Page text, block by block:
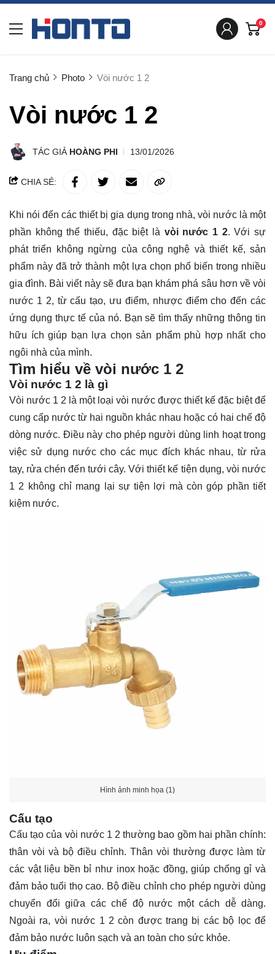
0
Trang chủ Photo Vòi nước 1 2
Vòi nước 1 2
TÁC GIẢ HOÀNG PHI 13/01/2026
CHIA SẺ:
Khi nói đến các thiết bị gia dụng trong nhà, vòi nước là một
phần không thể thiếu, đặc biệt là vòi nước 1 2. Với sự
phát triển không ngừng của công nghệ và thiết kế, sản
phẩm này đã trở thành một lựa chọn phổ biến trong nhiều
gia đình. Bài viết này sẽ đưa bạn khám phá sâu hơn về vòi
nước 1 2, từ cấu tạo, ưu điểm, nhược điểm cho đến các
ứng dụng thực tế của nó. Bạn sẽ tìm thấy những thông tin
hữu ích giúp bạn lựa chọn sản phẩm phù hợp nhất cho
ngôi nhà của mình.
Tìm hiểu về vòi nước 1 2
Vòi nước 1 2 là gì
Vòi nước 1 2 là một loại vòi nước được thiết kế đặc biệt để
cung cấp nước từ hai nguồn khác nhau hoặc có hai chế độ
dòng nước. Điều này cho phép người dùng linh hoạt trong
việc sử dụng nước cho các mục đích khác nhau, từ rửa
tay, rửa chén đến tưới cây. Với thiết kế tiện dụng, vòi nước
1 2 không chỉ mang lại sự tiện lợi mà còn góp phần tiết
kiệm nước.
Hình ảnh minh họa (1)
Cấu tạo
Cấu tạo của vòi nước 1 2 thường bao gồm hai phần chính:
thân vòi và bộ điều chỉnh. Thân vòi thường được làm từ
các vật liệu bền bỉ như inox hoặc đồng, giúp chống gỉ và
đảm bảo tuổi thọ cao. Bộ điều chỉnh cho phép người dùng
chuyển đổi giữa các chế độ nước một cách dễ dàng.
Ngoài ra, vòi nước 1 2 còn được trang bị các bộ lọc để
đảm bảo nước luôn sạch và an toàn cho sức khỏe.